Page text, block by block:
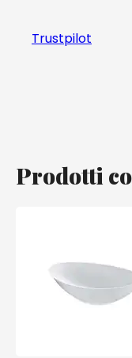
Trustpilot
Prodotti